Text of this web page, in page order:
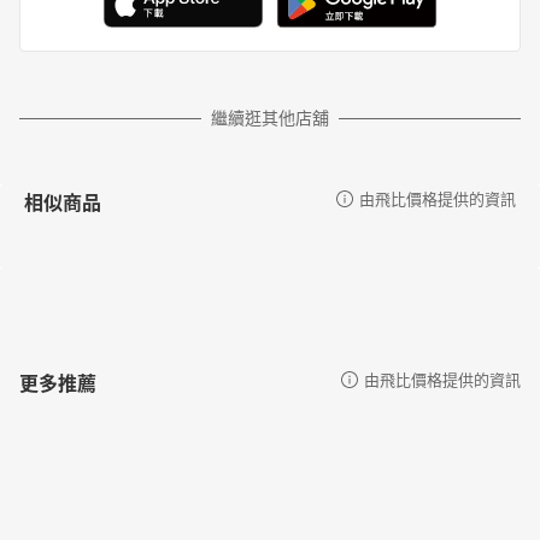
繼續逛其他店舖
相似商品 由飛比價格提供的資訊
更多推薦 由飛比價格提供的資訊